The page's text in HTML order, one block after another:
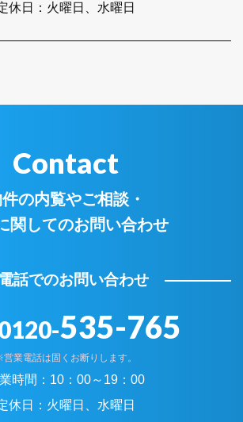
休日： 火曜日、水曜日
Contact
の内覧やご相談・
関してのお問い合わせ
話でのお問い合わせ
535-765
業電話は固くお断りします。
時間： 10：00～19：00
休日： 火曜日、水曜日